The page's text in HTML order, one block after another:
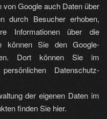
Google auch Daten über
durch Besucher erhoben,
Informationen über die
können Sie den Google-
Dort können Sie im
Datenschutz-
der eigenen Daten im
finden Sie hier.